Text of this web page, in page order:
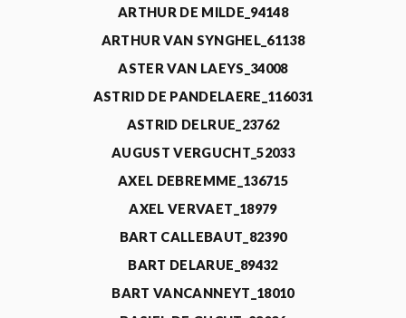
ARTHUR DE MILDE_94148
ARTHUR VAN SYNGHEL_61138
ASTER VAN LAEYS_34008
ASTRID DE PANDELAERE_116031
ASTRID DELRUE_23762
AUGUST VERGUCHT_52033
AXEL DEBREMME_136715
AXEL VERVAET_18979
BART CALLEBAUT_82390
BART DELARUE_89432
BART VANCANNEYT_18010